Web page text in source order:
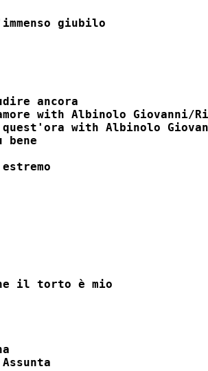
giubilo
ancora
with Albinolo Giovanni/
quest'ora with Albinolo
bene
che il torto è mio